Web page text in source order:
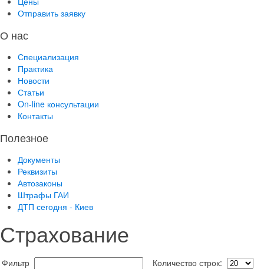
Отправить заявку
О нас
Специализация
Практика
Новости
Статьи
On-line консультации
Контакты
Полезное
Документы
Реквизиты
Автозаконы
Штрафы ГАИ
ДТП сегодня - Киев
Страхование
Фильтр
Количество строк: